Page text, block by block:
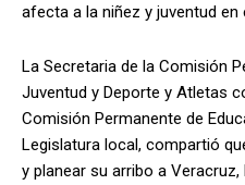
afecta a la niñez y juventud
La Secretaria de la Comisión
Juventud y Deporte y Atletas
Comisión Permanente de
Legislatura local, compartió
y planear su arribo a